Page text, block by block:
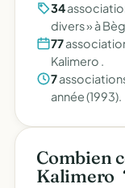
34
divers » à
77
Kalimero .
7
année (1993).
Combien
Kalimero 